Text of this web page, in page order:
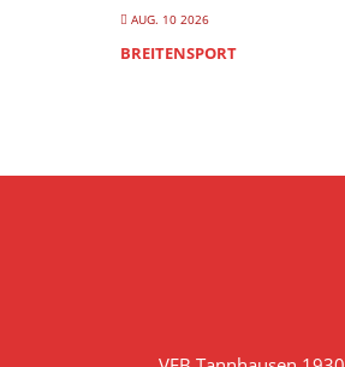
AUG. 10 2026
BREITENSPORT